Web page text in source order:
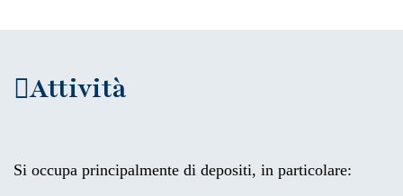
Attività
Si occupa principalmente di depositi, in particolare: